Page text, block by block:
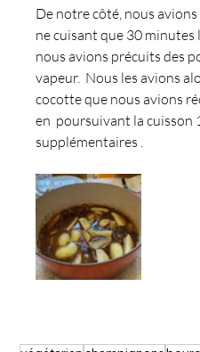
De notre côté, nous
ne cuisant que 30 minutes
nous avions précuits des
vapeur.  Nous les avions
cocotte que nous avions
en  poursuivant la cuisson
supplémentaires .